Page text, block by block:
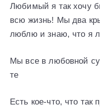
Любимый я так хочу
всю жизнь! Мы два
люблю и знаю, что я
Мы все в любовной
те
Есть кое-что, что так